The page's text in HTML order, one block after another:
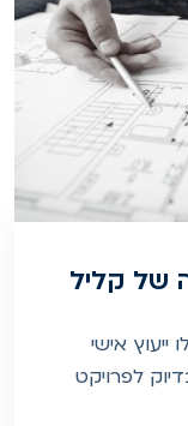
של קליל
אישי
לפרויקט